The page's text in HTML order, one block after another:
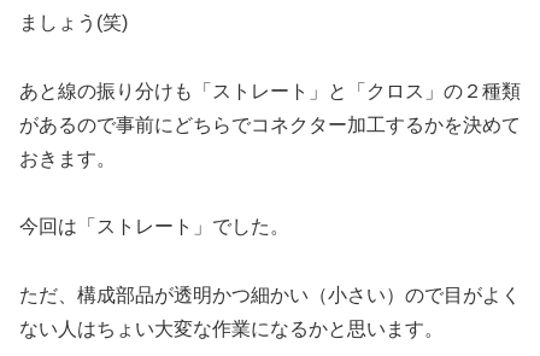
ましょう(笑)
あと線の振り分けも「ストレート」と「クロス」の２種類
があるので事前にどちらでコネクター加工するかを決めて
おきます。
今回は「ストレート」でした。
ただ、構成部品が透明かつ細かい（小さい）ので目がよく
ない人はちょい大変な作業になるかと思います。